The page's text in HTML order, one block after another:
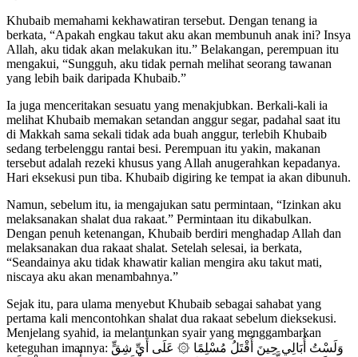
Khubaib memahami kekhawatiran tersebut. Dengan tenang ia
berkata, “Apakah engkau takut aku akan membunuh anak ini? Insya
Allah, aku tidak akan melakukan itu.” Belakangan, perempuan itu
mengakui, “Sungguh, aku tidak pernah melihat seorang tawanan
yang lebih baik daripada Khubaib.”
Ia juga menceritakan sesuatu yang menakjubkan. Berkali-kali ia
melihat Khubaib memakan setandan anggur segar, padahal saat itu
di Makkah sama sekali tidak ada buah anggur, terlebih Khubaib
sedang terbelenggu rantai besi. Perempuan itu yakin, makanan
tersebut adalah rezeki khusus yang Allah anugerahkan kepadanya.
Hari eksekusi pun tiba. Khubaib digiring ke tempat ia akan dibunuh.
Namun, sebelum itu, ia mengajukan satu permintaan, “Izinkan aku
melaksanakan shalat dua rakaat.” Permintaan itu dikabulkan.
Dengan penuh ketenangan, Khubaib berdiri menghadap Allah dan
melaksanakan dua rakaat shalat. Setelah selesai, ia berkata,
“Seandainya aku tidak khawatir kalian mengira aku takut mati,
niscaya aku akan menambahnya.”
Sejak itu, para ulama menyebut Khubaib sebagai sahabat yang
pertama kali mencontohkan shalat dua rakaat sebelum dieksekusi.
Menjelang syahid, ia melantunkan syair yang menggambarkan
keteguhan imannya: وَلَسْتُ أُبَالِي حِينَ أُقْتَلُ مُسْلِمًا ۞ عَلَى أَيِّ شِقٍّ